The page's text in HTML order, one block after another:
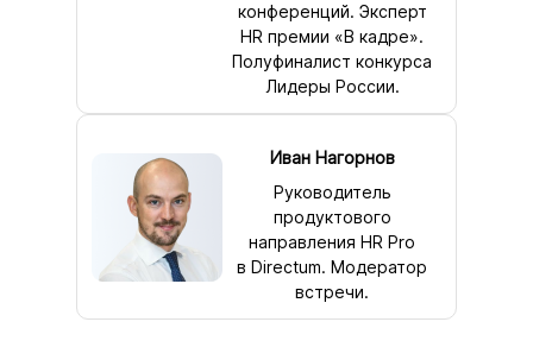
конференций. Эксперт
HR премии «В кадре».
Полуфиналист конкурса
Лидеры России.
Иван Нагорнов
Руководитель
продуктового
направления HR Pro
в Directum. Модератор
встречи.